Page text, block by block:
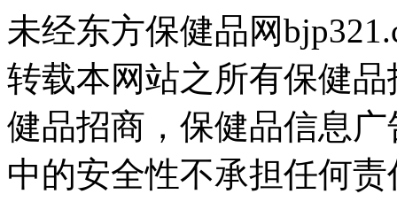
未经东方保健品网
转载本网站之所有保健
健品招商，保健品信息
中的安全性不承担任何